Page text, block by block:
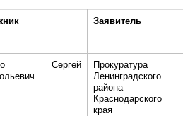
Заявитель
Сергей
Прокуратура
Ленинградского
района
Краснодарского
края